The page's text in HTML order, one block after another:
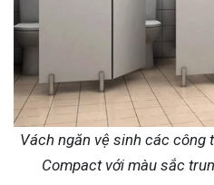
Vách ngăn vệ sinh các
Compact với màu sắc